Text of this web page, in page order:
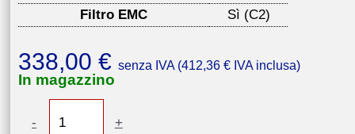
Filtro EMC
Sì (C2)
338,00 € senza IVA (412,36 € IVA inclusa)
In magazzino
- +